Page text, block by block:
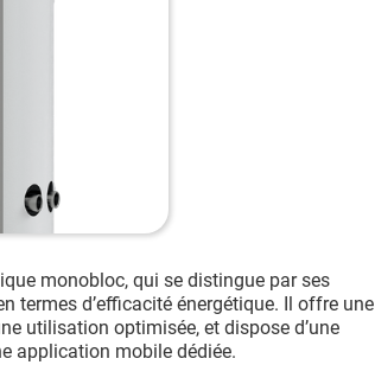
monobloc, qui se distingue par ses
termes d’efficacité énergétique. Il offre une
utilisation optimisée, et dispose d’une
application mobile dédiée.